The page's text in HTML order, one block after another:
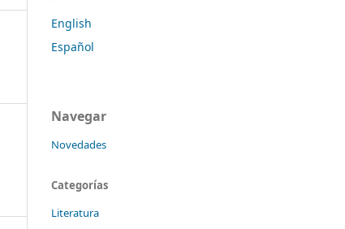
English
Español
Navegar
Novedades
Categorías
Literatura